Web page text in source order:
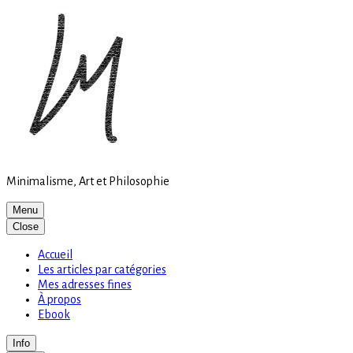
Minimalisme, Art et Philosophie
Menu
Close
Accueil
Les articles par catégories
Mes adresses fines
À propos
Ebook
Info